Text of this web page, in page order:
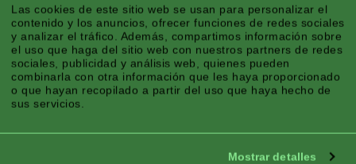
Las cookies de este sitio web se usan para personalizar el
contenido y los anuncios, ofrecer funciones de redes sociales
y analizar el tráfico. Además, compartimos información sobre
el uso que haga del sitio web con nuestros partners de redes
sociales, publicidad y análisis web, quienes pueden
combinarla con otra información que les haya proporcionado
o que hayan recopilado a partir del uso que haya hecho de
sus servicios.
Mostrar detalles